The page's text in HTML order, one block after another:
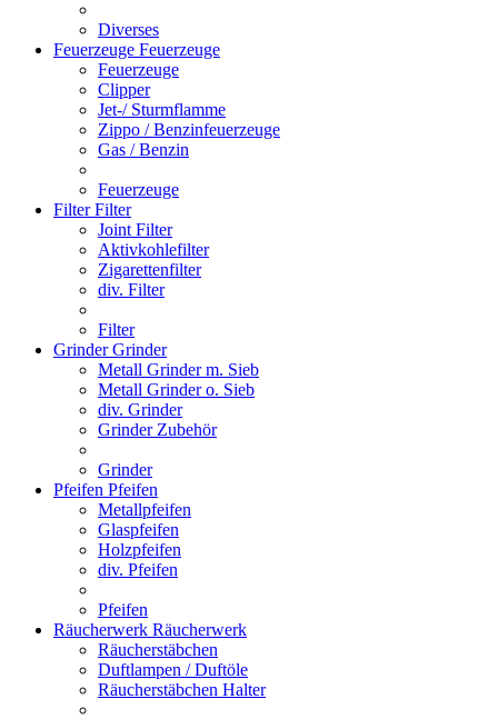
Diverses
Feuerzeuge Feuerzeuge
Feuerzeuge
Clipper
Jet-/ Sturmflamme
Zippo / Benzinfeuerzeuge
Gas / Benzin
Feuerzeuge
FilterFilter
Joint Filter
Aktivkohlefilter
Zigarettenfilter
div. Filter
Filter
GrinderGrinder
Metall Grinder m. Sieb
Metall Grinder o. Sieb
div. Grinder
Grinder Zubehör
Grinder
Pfeifen Pfeifen
Metallpfeifen
Glaspfeifen
Holzpfeifen
div. Pfeifen
Pfeifen
Räucherwerk Räucherwerk
Räucherstäbchen
Duftlampen / Duftöle
Räucherstäbchen Halter